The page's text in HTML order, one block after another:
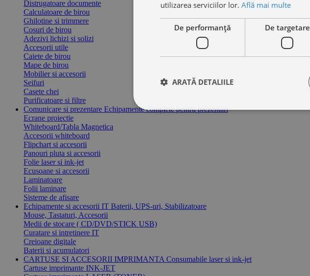
Distrugatoare documente
Calculatoare de birou
Ghilotine si trimmere
Cosuri de birou
Adezivi lichizi si solizi
Accesorii utile
Caiete de birou
Mape de birou
Mobilier si accesorii
Seifuri
Casete chei
Purificatoare si filtre
Comunicare si prezentare Echipamente complete pentru prezentari
Ecrane proiectie
Whiteboard/Tabla Magnetica
Accesorii whiteboard
Flipchart si accesorii
Panouri pluta si accesorii
Folie laser si ink-jet
Ecusoane si accesorii
Laminatoare
Folii laminare
Sisteme de afisare
Echipamente si accesorii IT Baterii, UPS-uri, Stabilizatoare
Mouse, Tastaturi, Accesorii
Medii de stocare ( CD/DVD/STICK USB)
Curatare si intretinere IT
Creioane digitale
Baterii si acumulatori
CARTUSE SI ACCESORII IMPRIMANTA Consumabile laser si ink-jet
Cartuse imprimante INK-JET
utilizarea serviciilor lor. Află mai multe
De performanță De targetare
ARATĂ DETALIILE